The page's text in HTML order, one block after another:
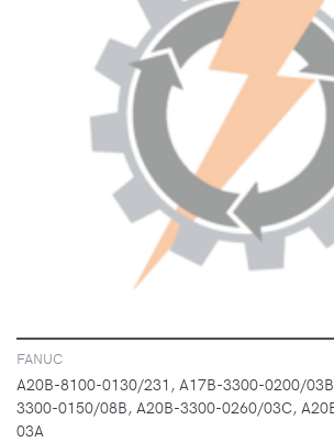
FANUC
A20B-8100-0130/231, A17B-3300-0200/
3300-0150/08B, A20B-3300-0260/03C,
03A